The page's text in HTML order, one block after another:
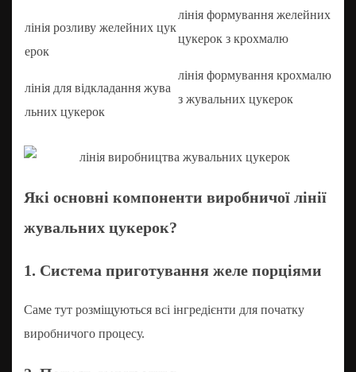
лінія розливу желейних цук
ерок
лінія для відкладання жува
льних цукерок
лінія формування желейних
цукерок з крохмалю
лінія формування крохмалю
з жувальних цукерок
Які основні компоненти виробничої лінії
жувальних цукерок?
1. Система приготування желе порціями
Саме тут розміщуються всі інгредієнти для початку
виробничого процесу.